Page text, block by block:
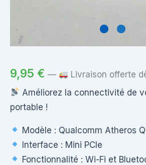
9,95 € —
Livraison offerte
Améliorez la connectivité de
portable !
Modèle : Qualcomm Atheros
Interface : Mini PCIe
Fonctionnalité : Wi-Fi et